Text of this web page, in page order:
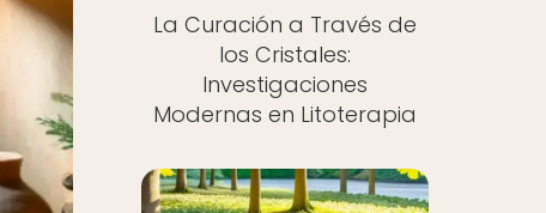
La Curación a Través de
los Cristales:
Investigaciones
Modernas en Litoterapia